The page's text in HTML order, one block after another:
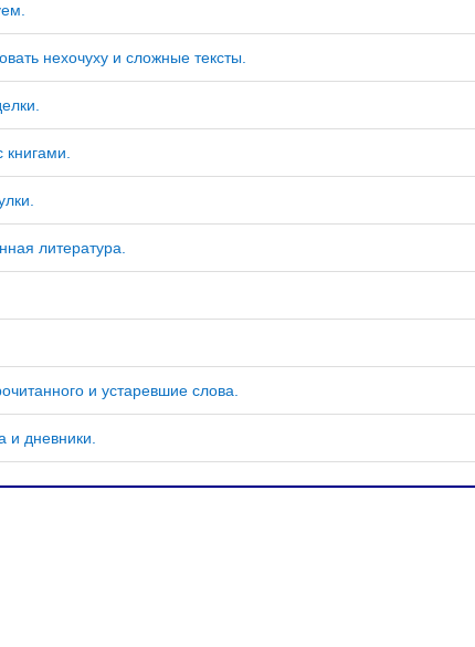
нехочуху и сложные тексты.
литература.
и устаревшие слова.
и дневники.